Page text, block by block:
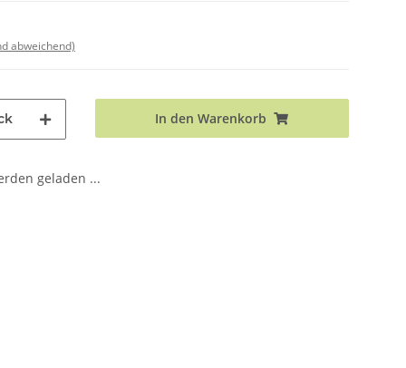
abweichend)
In den Warenkorb
geladen ...